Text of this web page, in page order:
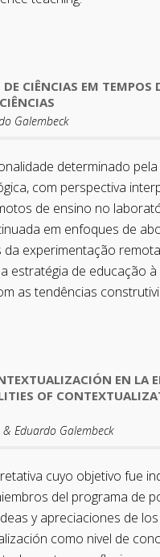
DE CIÊNCIAS EM
Galembeck
determinado
com perspectiva
de ensino no
em enfoques de
experimentação
estratégia de educação
as tendências
EN LA
OF
Eduardo Galembeck
cuyo objetivo fue
del programa de
y apreciaciones de
como nivel de